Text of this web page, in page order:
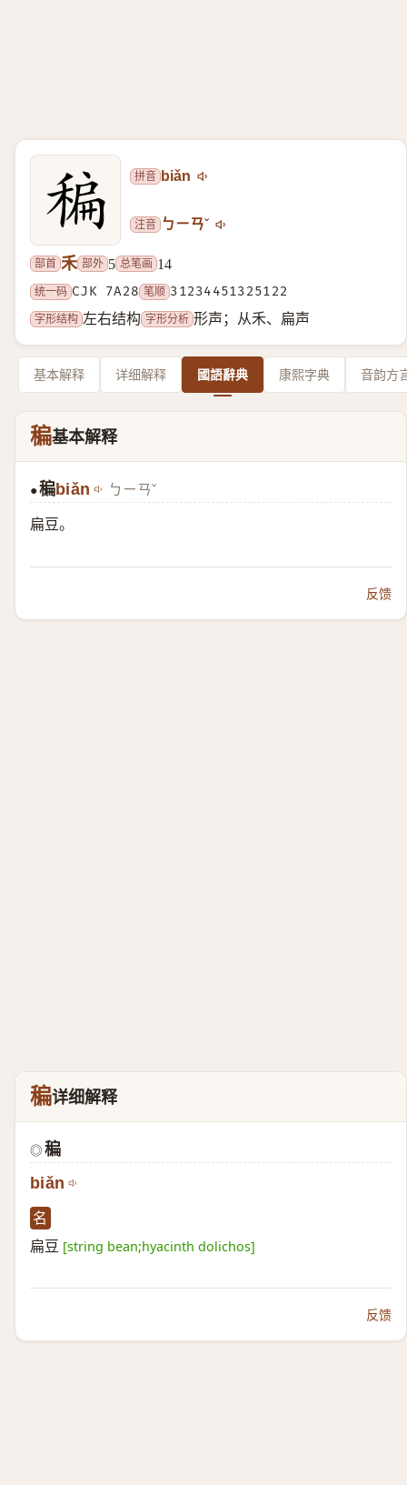
拼音 biǎn
注音 ㄅㄧㄢˇ
部首 禾 部外 5 总笔画 14
统一码 CJK 7A28 笔顺 31234451325122
字形结构 左右结构 字形分析 形声；从禾、扁声
基本解释 详细解释 國語辭典 康熙字典 音韵方
稨基本解释
●稨biǎn ㄅㄧㄢˇ
扁豆。
反馈
稨详细解释
◎ 稨
biǎn
名
扁豆 [string bean;hyacinth dolichos]
反馈